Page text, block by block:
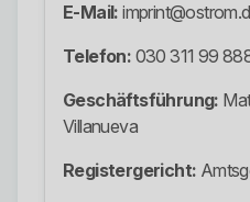
E-Mail:
Telefon: 030 311 99
Geschäftsführung:
Villanueva
Registergericht: